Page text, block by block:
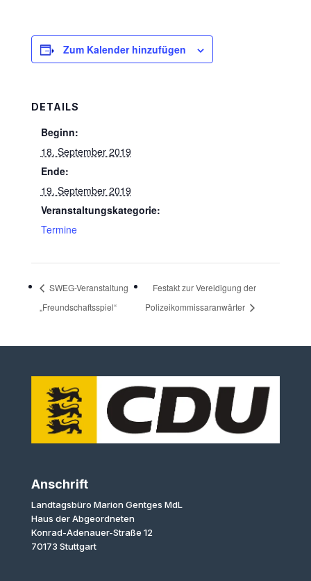
Zum Kalender hinzufügen
DETAILS
Beginn:
18. September 2019
Ende:
19. September 2019
Veranstaltungskategorie:
Termine
SWEG-Veranstaltung
„Freundschaftsspiel“
Festakt zur Vereidigung der
Polizeikommissaranwärter
Anschrift
Landtagsbüro Marion Gentges MdL
Haus der Abgeordneten
Konrad-Adenauer-Straße 12
70173 Stuttgart